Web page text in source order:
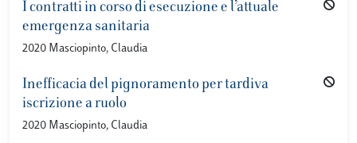
I contratti in corso di esecuzione e l’attuale
emergenza sanitaria
2020 Masciopinto, Claudia
Inefficacia del pignoramento per tardiva
iscrizione a ruolo
2020 Masciopinto, Claudia